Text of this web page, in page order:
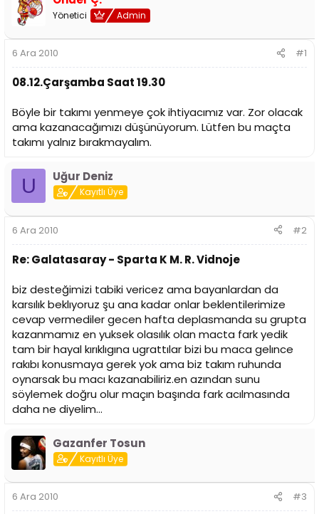
B
a
l
a
t
a
g
ı
t
r
i
Yönetici Admin
6 Ara 2010 #1
08.12.Çarşamba Saat 19.30
Böyle bir takımı yenmeye çok ihtiyacımız var. Zor olacak
ama kazanacağımızı düşünüyorum. Lütfen bu maçta
takımı yalnız bırakmayalım.
U Uğur Deniz
Kayıtlı Üye
6 Ara 2010 #2
Re: Galatasaray - Sparta K M. R. Vidnoje
biz desteğimizi tabiki vericez ama bayanlardan da
karsılık beklıyoruz şu ana kadar onlar beklentilerimize
cevap vermediler gecen hafta deplasmanda su grupta
kazanmamız en yuksek olasılık olan macta fark yedik
tam bir hayal kırıklıgına ugrattılar bizi bu maca gelınce
rakıbı konusmaya gerek yok ama biz takım ruhunda
oynarsak bu macı kazanabiliriz.en azından sunu
söylemek doğru olur maçın başında fark acılmasında
daha ne diyelim...
Gazanfer Tosun
Kayıtlı Üye
6 Ara 2010 #3